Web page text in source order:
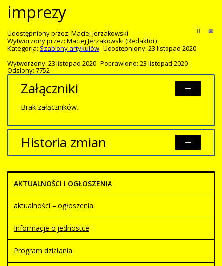
imprezy
Udostępniony przez: Maciej Jerzakowski
Wytworzony przez: Maciej Jerzakowski (Redaktor)
Kategoria: Szablony artykułów Udostępniony: 23 listopad 2020
Wytworzony: 23 listopad 2020 Poprawiono: 23 listopad 2020
Odsłony: 7752
Załączniki
Brak załączników.
Historia zmian
Artykuł
został
utworzony.
poniedziałek,
23 listopad
Jerzakowski
AKTUALNOŚCI I OGŁOSZENIA
aktualności – ogłoszenia
Informacje o jednostce
Program działania